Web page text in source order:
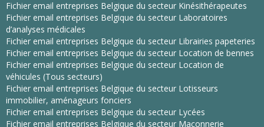
Fichier email entreprises Belgique du secteur Kinésithérapeutes
Fichier email entreprises Belgique du secteur Laboratoires
d’analyses médicales
Fichier email entreprises Belgique du secteur Librairies papeteries
Fichier email entreprises Belgique du secteur Location de bennes
Fichier email entreprises Belgique du secteur Location de
véhicules (Tous secteurs)
Fichier email entreprises Belgique du secteur Lotisseurs
immobilier, aménageurs fonciers
Fichier email entreprises Belgique du secteur Lycées
Fichier email entreprises Belgique du secteur Maçonnerie